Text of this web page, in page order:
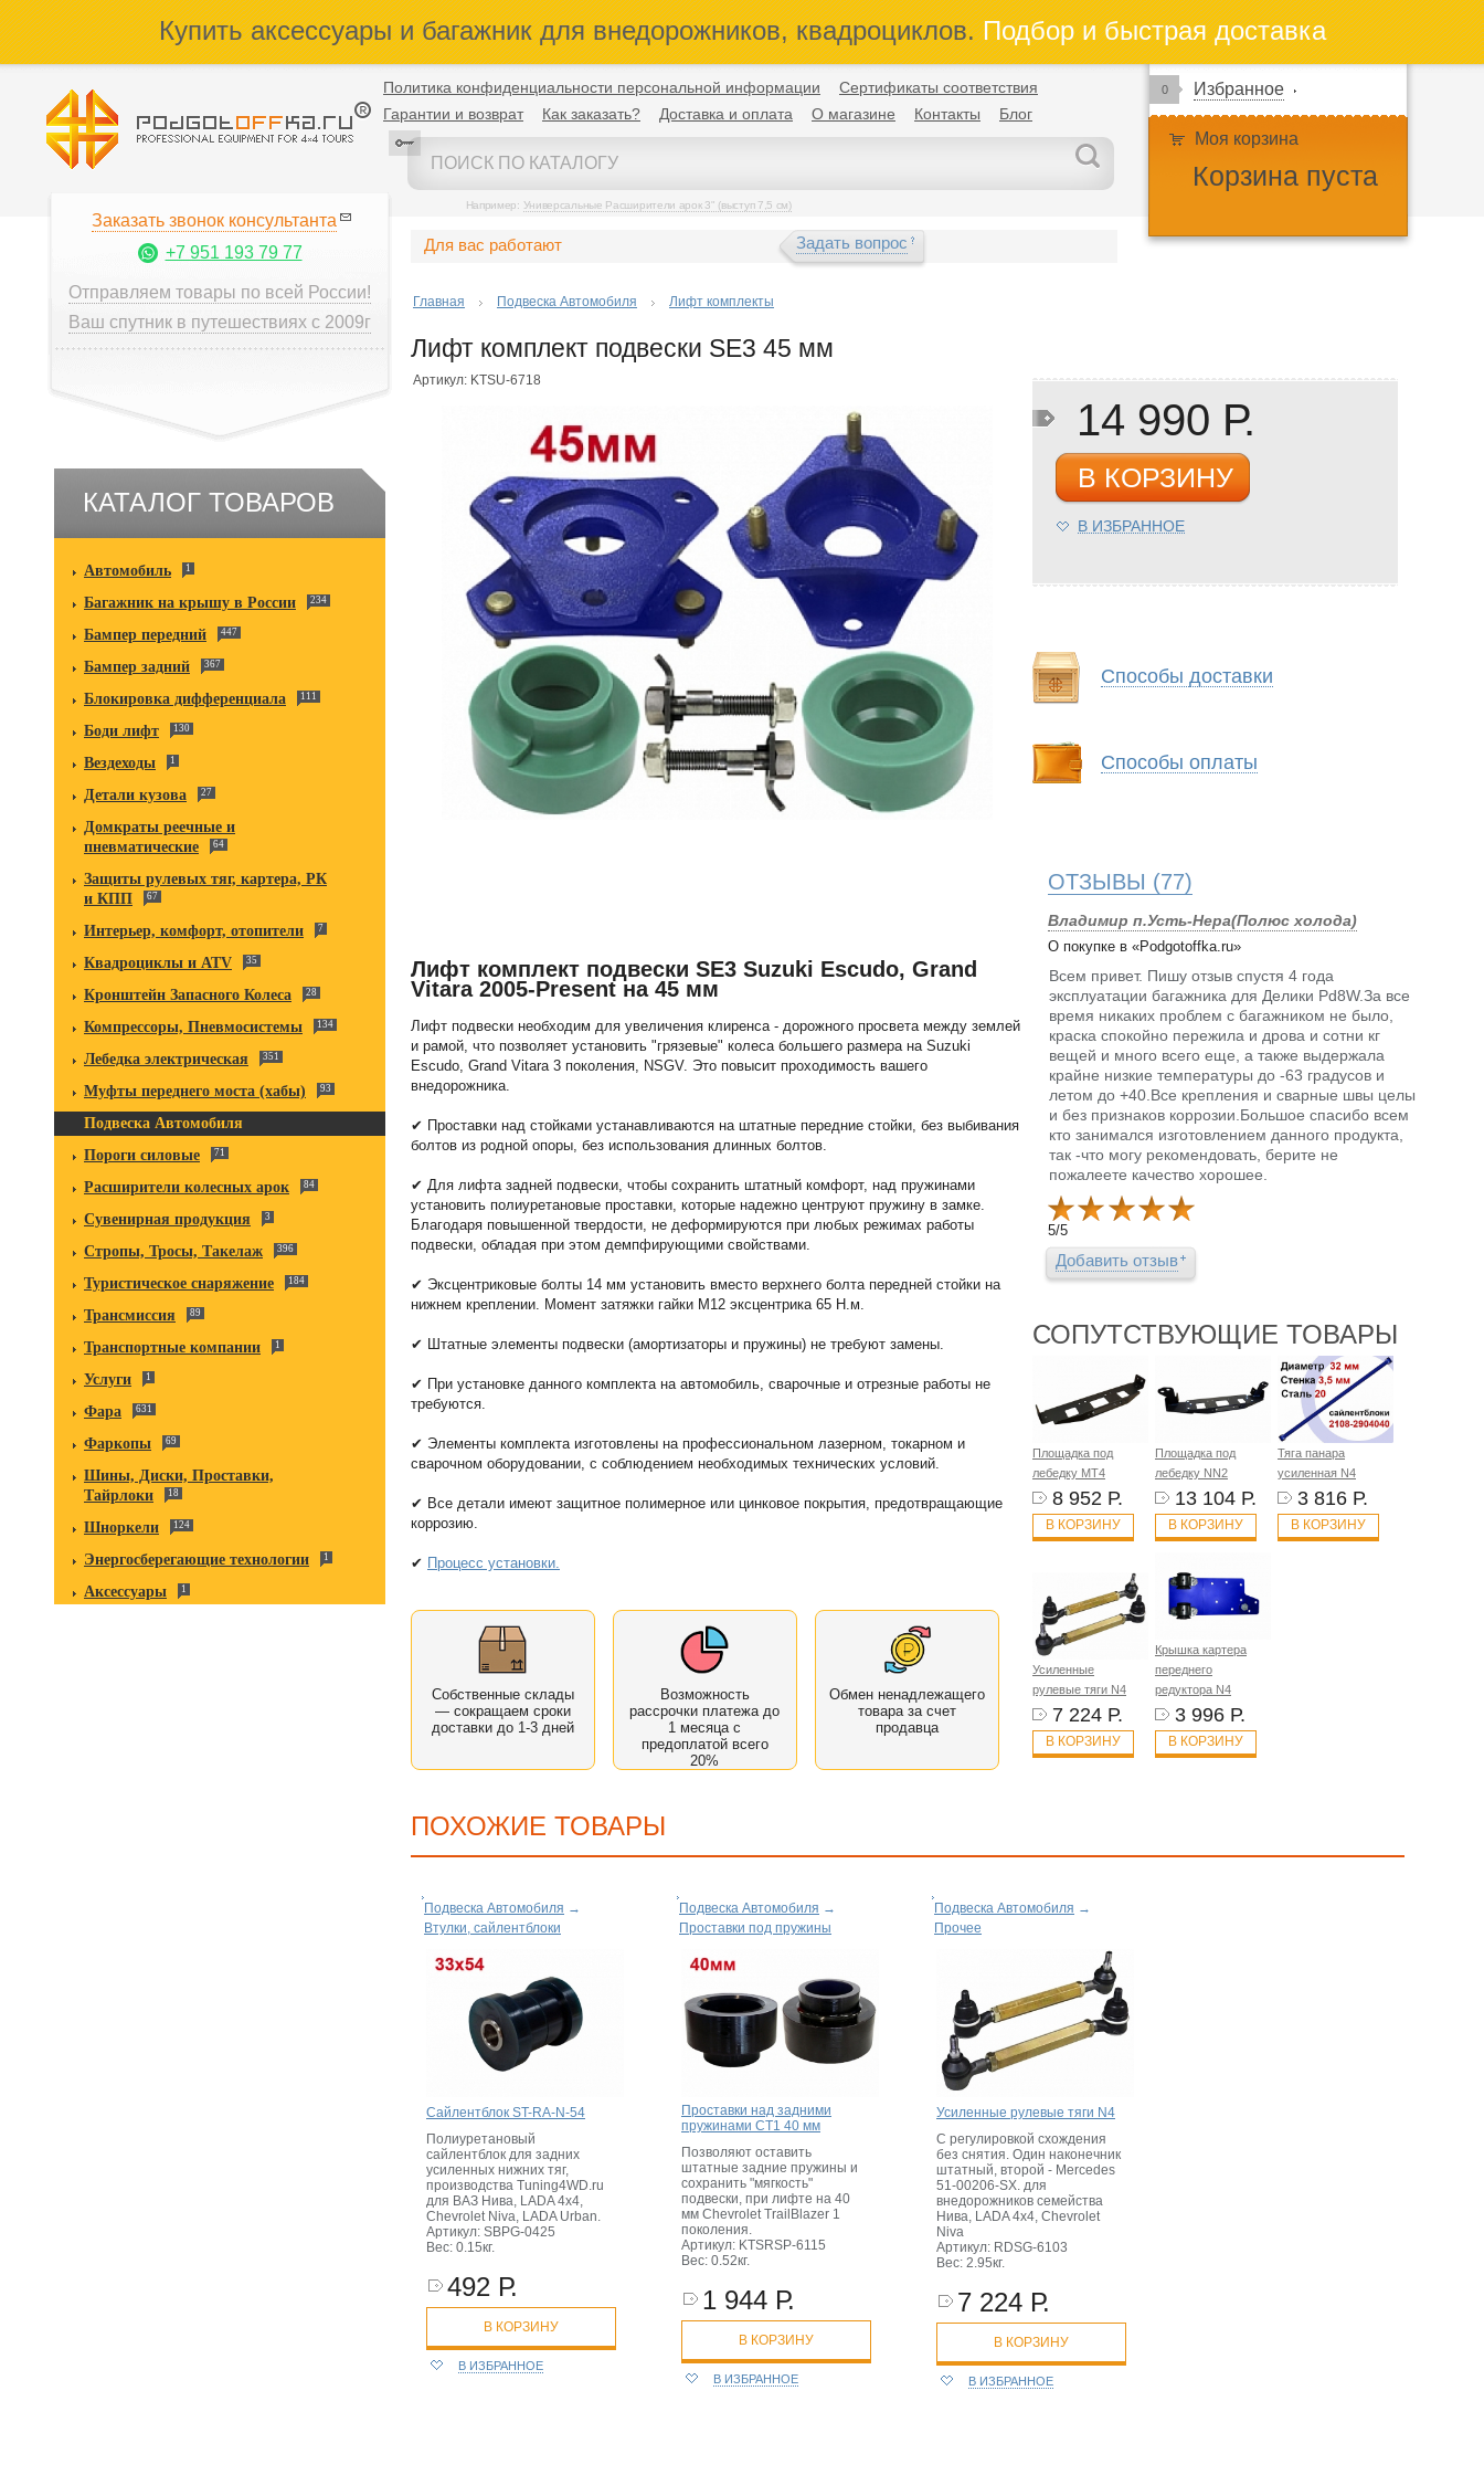
Купить аксессуары и багажник для внедорожников, квадроциклов.Подбор и быстрая доставка
Политика конфиденциальности персональной информации
Сертификаты соответствия
Гарантии и возврат
Как заказать? Доставка и оплата О магазине Контакты Блог
Например: Универсальные Расширители арок 3" (выступ 7,5 см)
0 Избранное
Моя корзина
Корзина пуста
Заказать звонок консультанта
+7 951 193 79 77
Отправляем товары по всей России!
Ваш спутник в путешествиях с 2009г
КАТАЛОГ ТОВАРОВ
Автомобиль 1
Багажник на крышу в России 234
Бампер передний 447
Бампер задний 367
Блокировка дифференциала 111
Боди лифт 130
Вездеходы 1
Детали кузова 27
Домкраты реечные и
пневматические
64
Защиты рулевых тяг, картера, РК
и КПП
67
Интерьер, комфорт, отопители 7
Квадроциклы и ATV 35
Кронштейн Запасного Колеса 28
Компрессоры, Пневмосистемы 134
Лебедка электрическая 351
Муфты переднего моста (хабы) 93
Подвеска Автомобиля
Пороги силовые
71
Расширители колесных арок 84
Сувенирная продукция 3
Стропы, Тросы, Такелаж 396
Туристическое снаряжение 184
Трансмиссия 89
Транспортные компании 1
Услуги 1
Фара 631
Фаркопы 69
Шины, Диски, Проставки,
Тайрлоки
18
Шноркели 124
Энергосберегающие технологии 1
Аксессуары 1
Для вас работают Задать вопрос
Главная Подвеска Автомобиля Лифт комплекты
Лифт комплект подвески SE3 45 мм
Артикул: KTSU-6718
Лифт комплект подвески SE3 Suzuki Escudo, Grand
Vitara 2005-Present на 45 мм
Лифт подвески необходим для увеличения клиренса - дорожного просвета между землей
и рамой, что позволяет установить "грязевые" колеса большего размера на Suzuki
Escudo, Grand Vitara 3 поколения, NSGV. Это повысит проходимость вашего
внедорожника.
✔ Проставки над стойками устанавливаются на штатные передние стойки, без выбивания
болтов из родной опоры, без использования длинных болтов.
✔ Для лифта задней подвески, чтобы сохранить штатный комфорт, над пружинами
установить полиуретановые проставки, которые надежно центруют пружину в замке.
Благодаря повышенной твердости, не деформируются при любых режимах работы
подвески, обладая при этом демпфирующими свойствами.
✔ Эксцентриковые болты 14 мм установить вместо верхнего болта передней стойки на
нижнем креплении. Момент затяжки гайки М12 эксцентрика 65 Н.м.
✔ Штатные элементы подвески (амортизаторы и пружины) не требуют замены.
✔ При установке данного комплекта на автомобиль, сварочные и отрезные работы не
требуются.
✔ Элементы комплекта изготовлены на профессиональном лазерном, токарном и
сварочном оборудовании, с соблюдением необходимых технических условий.
✔ Все детали имеют защитное полимерное или цинковое покрытия, предотвращающие
коррозию.
✔ Процесс установки.
Собственные склады
— сокращаем сроки
доставки до 1-3 дней
Возможность
рассрочки платежа до
1 месяца с
предоплатой всего
20%
Обмен ненадлежащего
товара за счет
продавца
14 990 Р.
В КОРЗИНУ
В ИЗБРАННОЕ
Способы доставки
Способы оплаты
ОТЗЫВЫ (77)
Владимир п.Усть-Нера(Полюс холода)
О покупке в «Podgotoffka.ru»
Всем привет. Пишу отзыв спустя 4 года
эксплуатации багажника для Делики Pd8W.За все
время никаких проблем с багажником не было,
краска спокойно пережила и дрова и сотни кг
вещей и много всего еще, а также выдержала
крайне низкие температуры до -63 градусов и
летом до +40.Все крепления и сварные швы целы
и без признаков коррозии.Большое спасибо всем
кто занимался изготовлением данного продукта,
так -что могу рекомендовать, берите не
пожалеете качество хорошее.
5/5
Добавить отзыв
СОПУТСТВУЮЩИЕ ТОВАРЫ
Площадка под
лебедку MT4
8 952 Р.
В КОРЗИНУ
Площадка под
лебедку NN2
13 104 Р.
В КОРЗИНУ
Тяга панара
усиленная N4
3 816 Р.
В КОРЗИНУ
Усиленные
рулевые тяги N4
7 224 Р.
В КОРЗИНУ
Крышка картера
переднего
редуктора N4
3 996 Р.
В КОРЗИНУ
ПОХОЖИЕ ТОВАРЫ
Подвеска Автомобиля →
Втулки, сайлентблоки
Сайлентблок ST-RA-N-54
Полиуретановый
сайлентблок для задних
усиленных нижних тяг,
производства Tuning4WD.ru
для ВАЗ Нива, LADA 4x4,
Chevrolet Niva, LADA Urban.
Артикул: SBPG-0425
Вес: 0.15кг.
492 Р.
В КОРЗИНУ
В ИЗБРАННОЕ
Подвеска Автомобиля →
Проставки под пружины
Проставки над задними
пружинами CT1 40 мм
Позволяют оставить
штатные задние пружины и
сохранить "мягкость"
подвески, при лифте на 40
мм Chevrolet TrailBlazer 1
поколения.
Артикул: KTSRSP-6115
Вес: 0.52кг.
1 944 Р.
В КОРЗИНУ
В ИЗБРАННОЕ
Подвеска Автомобиля →
Прочее
Усиленные рулевые тяги N4
С регулировкой схождения
без снятия. Один наконечник
штатный, второй - Mercedes
51-00206-SX. для
внедорожников семейства
Нива, LADA 4x4, Chevrolet
Niva
Артикул: RDSG-6103
Вес: 2.95кг.
7 224 Р.
В КОРЗИНУ
В ИЗБРАННОЕ